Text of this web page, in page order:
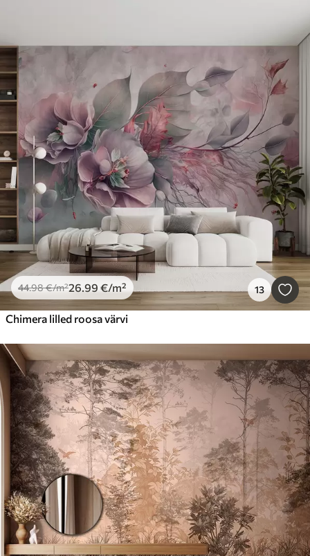
44.98€/m²26.99 €/m² 13
Chimera lilled roosa värvi